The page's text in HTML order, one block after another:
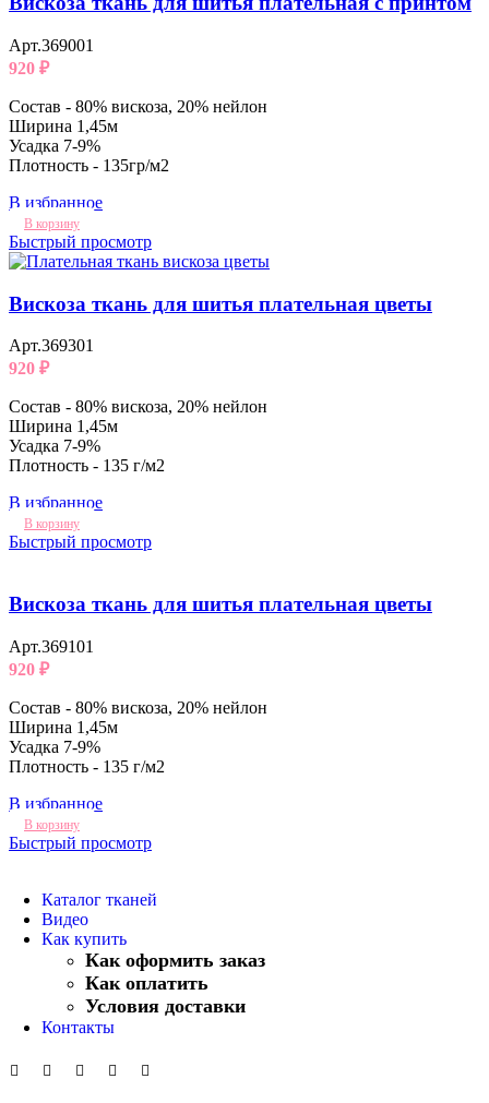
Арт.369001
920 ₽
Состав - 80% вискоза, 20% нейлон
Ширина 1,45м
Усадка 7-9%
Плотность - 135гр/м2
В избранное
В корзину
Быстрый просмотр
Вискоза ткань для шитья плательная цветы
Арт.369301
920 ₽
Состав - 80% вискоза, 20% нейлон
Ширина 1,45м
Усадка 7-9%
Плотность - 135 г/м2
В избранное
В корзину
Быстрый просмотр
Вискоза ткань для шитья плательная цветы
Арт.369101
920 ₽
Состав - 80% вискоза, 20% нейлон
Ширина 1,45м
Усадка 7-9%
Плотность - 135 г/м2
В избранное
В корзину
Быстрый просмотр
Каталог тканей
Видео
Как купить
Как оформить заказ
Как оплатить
Условия доставки
Контакты